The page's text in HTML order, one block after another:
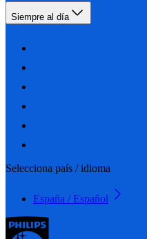
Siempre al día
Selecciona país / idioma
España / Español